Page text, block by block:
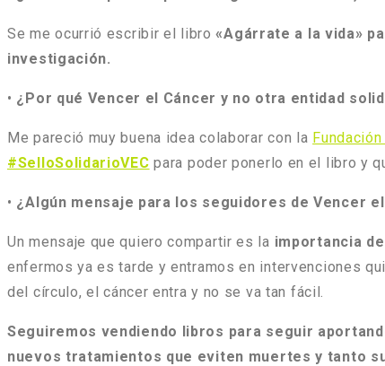
Se me ocurrió escribir el libro «Agárrate a la vida»
investigación.
• ¿Por qué Vencer el Cáncer y no otra entidad
Me pareció muy buena idea colaborar con la
#SelloSolidarioVEC para poder ponerlo en el libro y
• ¿Algún mensaje para los seguidores de Vencer
Un mensaje que quiero compartir es la importancia
enfermos ya es tarde y entramos en intervenciones
del círculo, el cáncer entra y no se va tan fácil.
Seguiremos vendiendo libros para seguir
nuevos tratamientos que eviten muertes y tanto